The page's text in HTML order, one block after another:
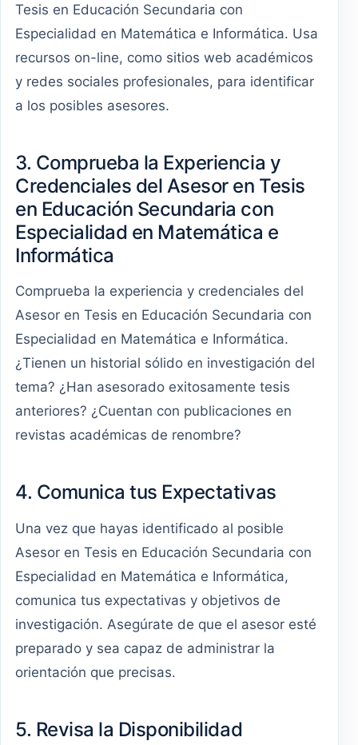
Tesis en Educación Secundaria con
Especialidad en Matemática e Informática. Usa
recursos on-line, como sitios web académicos
y redes sociales profesionales, para identificar
a los posibles asesores.
3. Comprueba la Experiencia y
Credenciales del Asesor en Tesis
en Educación Secundaria con
Especialidad en Matemática e
Informática
Comprueba la experiencia y credenciales del
Asesor en Tesis en Educación Secundaria con
Especialidad en Matemática e Informática.
¿Tienen un historial sólido en investigación del
tema? ¿Han asesorado exitosamente tesis
anteriores? ¿Cuentan con publicaciones en
revistas académicas de renombre?
4. Comunica tus Expectativas
Una vez que hayas identificado al posible
Asesor en Tesis en Educación Secundaria con
Especialidad en Matemática e Informática,
comunica tus expectativas y objetivos de
investigación. Asegúrate de que el asesor esté
preparado y sea capaz de administrar la
orientación que precisas.
5. Revisa la Disponibilidad